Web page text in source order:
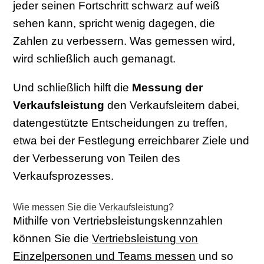
jeder seinen Fortschritt schwarz auf weiß
sehen kann, spricht wenig dagegen, die
Zahlen zu verbessern. Was gemessen wird,
wird schließlich auch gemanagt.
Und schließlich hilft die Messung der
Verkaufsleistung den Verkaufsleitern dabei,
datengestützte Entscheidungen zu treffen,
etwa bei der Festlegung erreichbarer Ziele und
der Verbesserung von Teilen des
Verkaufsprozesses.
Wie messen Sie die Verkaufsleistung?
Mithilfe von Vertriebsleistungskennzahlen
können Sie dieVertriebsleistung von
Einzelpersonen und Teams messen und so